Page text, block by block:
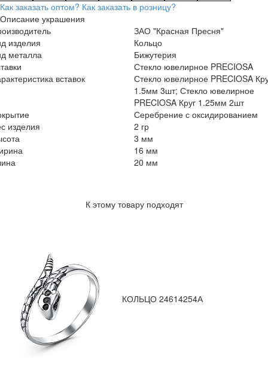
Как заказать оптом? Как заказать в розницу?
Описание украшения
ЗАО "Красная Пресня"
изделия
Кольцо
металла
Бижутерия
Стекло ювелирное PRECIOSA
вставок
Стекло ювелирное PRECIOSA
1.5мм 3шт; Стекло ювелирное
PRECIOSA Круг 1.25мм 2шт
Серебрение с оксидированием
изделия
2 гр
3 мм
16 мм
20 мм
К этому товару подходят
КОЛЬЦО 24614254А